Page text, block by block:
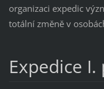
organizaci expedic
totální změně v
Expedice